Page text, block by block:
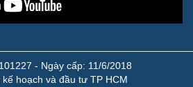
- Ngày cấp: 11/6/2018
hoạch và đầu tư TP HCM